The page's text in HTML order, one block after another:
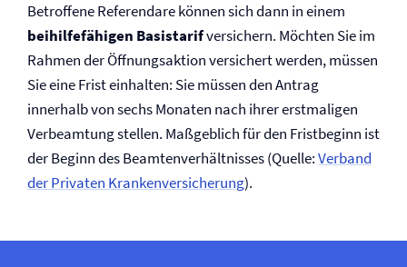
Betroffene Referendare können sich dann in einem
beihilfefähigen Basistarifversichern. Möchten Sie im
Rahmen der Öffnungsaktion versichert werden, müssen
Sie eine Frist einhalten: Sie müssen den Antrag
innerhalb von sechs Monaten nach ihrer erstmaligen
Verbeamtung stellen. Maßgeblich für den Fristbeginn ist
der Beginn des Beamtenverhältnisses (Quelle:Verband
der Privaten Kranken­versicherung).